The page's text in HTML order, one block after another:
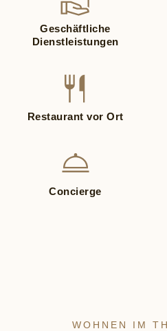
Geschäftliche
Dienstleistungen
Restaurant vor Ort
Concierge
WOHNEN IM